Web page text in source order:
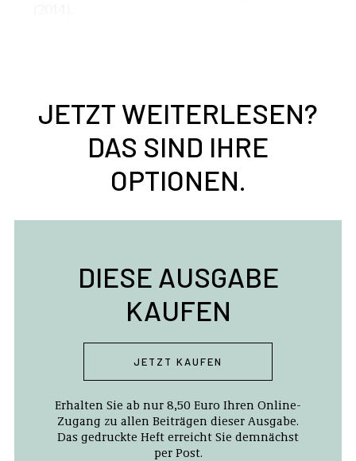
JETZT WEITERLESEN?
DAS SIND IHRE
OPTIONEN.
DIESE AUSGABE
KAUFEN
JETZT KAUFEN
Erhalten Sie ab nur 8,50 Euro Ihren Online-
Zugang zu allen Beiträgen dieser Ausgabe.
Das gedruckte Heft erreicht Sie demnächst
per Post.